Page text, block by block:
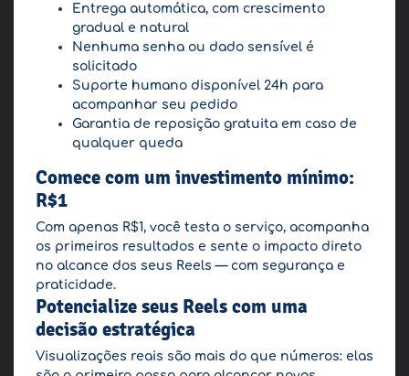
Entrega automática, com crescimento
gradual e natural
Nenhuma senha ou dado sensível é
solicitado
Suporte humano disponível 24h para
acompanhar seu pedido
Garantia de reposição gratuita em caso de
qualquer queda
Comece com um investimento mínimo:
R$1
Com apenas R$1, você testa o serviço, acompanha
os primeiros resultados e sente o impacto direto
no alcance dos seus Reels — com segurança e
praticidade.
Potencialize seus Reels com uma
decisão estratégica
Visualizações reais são mais do que números: elas